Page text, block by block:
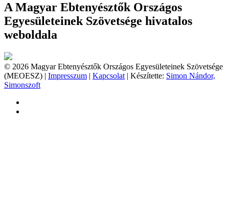
A Magyar Ebtenyésztők Országos
Egyesületeinek Szövetsége hivatalos
weboldala
© 2026 Magyar Ebtenyésztők Országos Egyesületeinek Szövetsége
(MEOESZ) | Impresszum | Kapcsolat | Készítette: Simon Nándor,
Simonszoft